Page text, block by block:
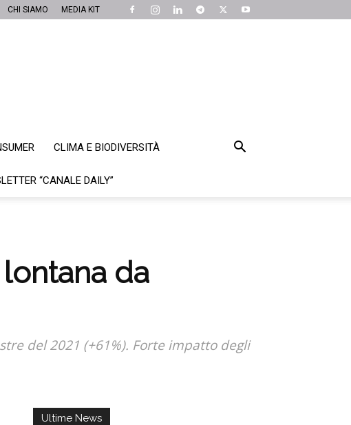
CHI SIAMO MEDIA KIT
CLIMA E BIODIVERSITÀ
“CANALE DAILY”
da
del 2021 (+61%). Forte impatto degli
Ultime News